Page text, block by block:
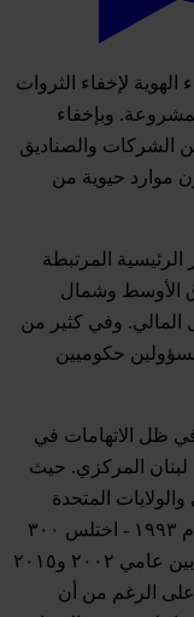
لإخفاء الثروات
وبإخفاء
الشركات والصناديق
موارد حيوية من
الرئيسية المرتبطة
الأوسط وشمال
المالي. وفي كثير من
حكوميين
ظل الاتهامات في
المركزي. حيث
المتحدة
الأمريكية أن سلامة - الذي عُيّن لأول مرة عام ١٩٩٣ - اختلس ٣٠٠
مليون دولار أمريكي من المصرف المركزي بين عامي ٢٠٠٢ و٢٠١٥
على الرغم من أن